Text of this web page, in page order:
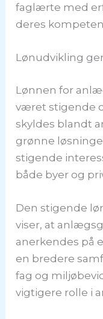
faglærte med
deres
Lønudvikling
Lønnen for
været stigende
skyldes blandt
grønne
stigende
både byer og
Den stigende
viser, at
anerkendes på
en bredere
fag og
vigtigere rolle i